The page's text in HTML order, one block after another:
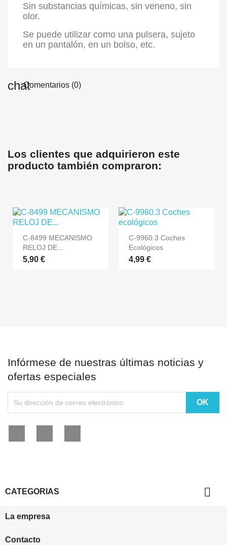
Sin substancias químicas, sin veneno, sin
olor.
Se puede utilizar como una pulsera, sujeto
en un pantalón, en un bolso, etc.
Comentarios (0)
Los clientes que adquirieron este
producto también compraron:
C-8499 MECANISMO
RELOJ DE...
5,90 €
C-9960.3 Coches
Ecológicos
4,99 €
Infórmese de nuestras últimas noticias y
ofertas especiales
CATEGORIAS 
La empresa
Contacto